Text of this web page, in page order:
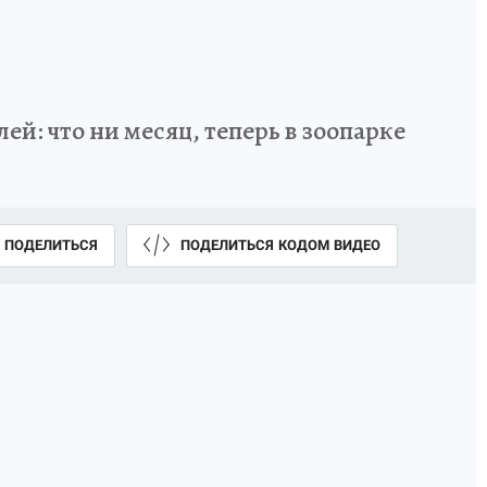
что ни месяц, теперь в зоопарке
ПОДЕЛИТЬСЯ ПОДЕЛИТЬСЯ КОДОМ ВИДЕО